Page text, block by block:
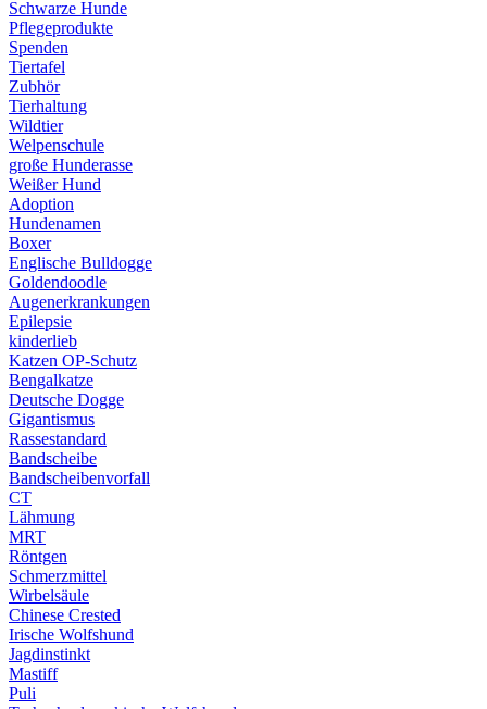
Schwarze Hunde
Pflegeprodukte
Spenden
Tiertafel
Zubhör
Tierhaltung
Wildtier
Welpenschule
große Hunderasse
Weißer Hund
Adoption
Hundenamen
Boxer
Englische Bulldogge
Goldendoodle
Augenerkrankungen
Epilepsie
kinderlieb
Katzen OP-Schutz
Bengalkatze
Deutsche Dogge
Gigantismus
Rassestandard
Bandscheibe
Bandscheibenvorfall
CT
Lähmung
MRT
Röntgen
Schmerzmittel
Wirbelsäule
Chinese Crested
Irische Wolfshund
Jagdinstinkt
Mastiff
Puli